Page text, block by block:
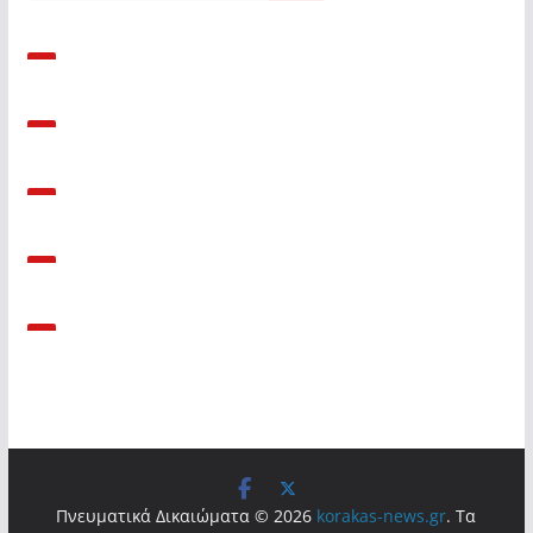
Πνευματικά Δικαιώματα © 2026 korakas-news.gr. Τα